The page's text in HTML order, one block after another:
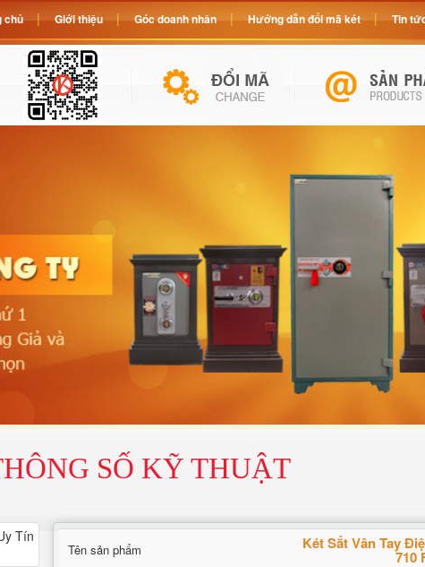
SỐ KỸ THUẬT
Tên sản phẩm Két Sắt Vân Tay
710
chủ Giới thiệu Góc doanh nhân Hướng dẫn đổi mã két Tin